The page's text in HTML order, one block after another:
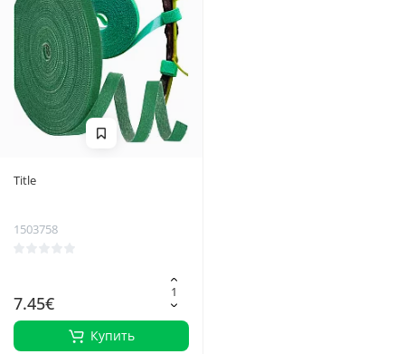
Title
1503758
7.45€
Купить